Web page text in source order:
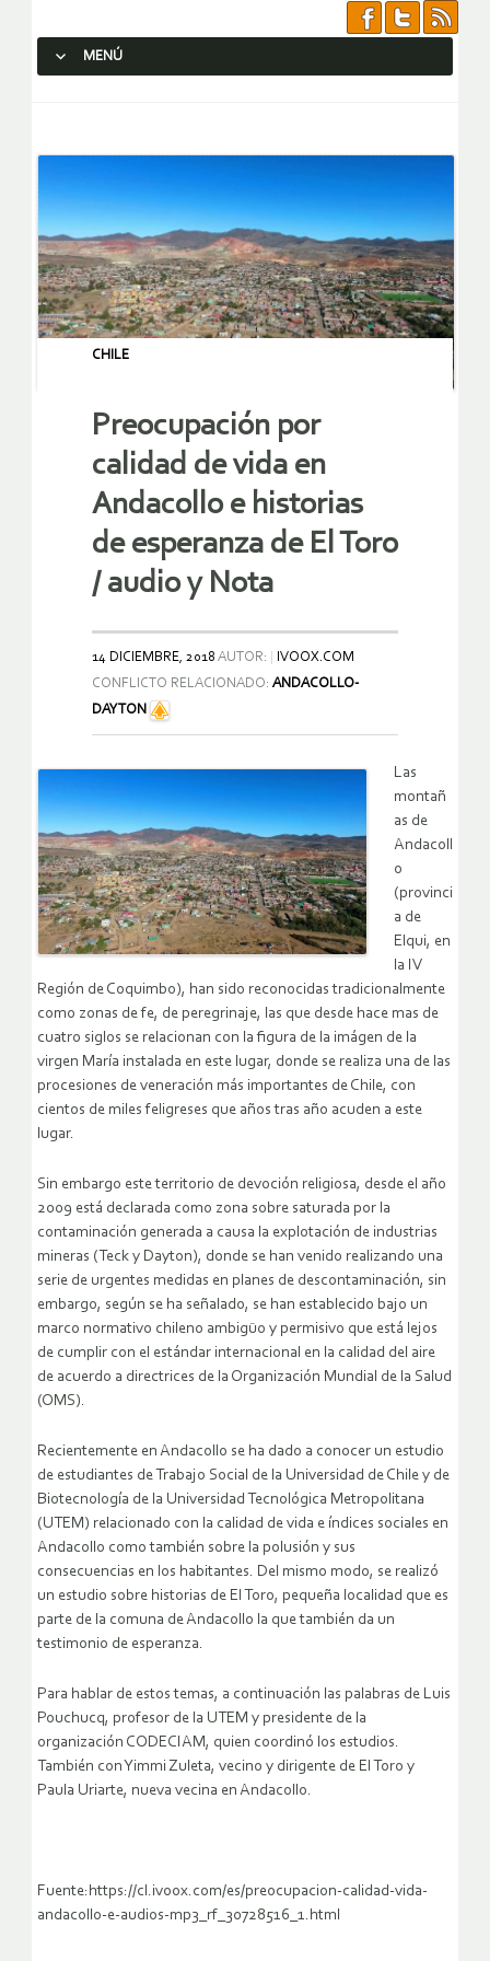
MENÚ
CHILE
Preocupación por
calidad de vida en
Andacollo e historias
de esperanza de El Toro
/ audio y Nota
14 DICIEMBRE, 2018 AUTOR:
IVOOX.COM
CONFLICTO RELACIONADO: ANDACOLLO-
DAYTON
Las
montañ
as de
Andacoll
o
(provinci
a de
Elqui, en
la IV
Región de Coquimbo), han sido reconocidas tradicionalmente
como zonas de fe, de peregrinaje, las que desde hace mas de
cuatro siglos se relacionan con la figura de la imágen de la
virgen María instalada en este lugar, donde se realiza una de las
procesiones de veneración más importantes de Chile, con
cientos de miles feligreses que años tras año acuden a este
lugar.
Sin embargo este territorio de devoción religiosa, desde el año
2009 está declarada como zona sobre saturada por la
contaminación generada a causa la explotación de industrias
mineras (Teck y Dayton), donde se han venido realizando una
serie de urgentes medidas en planes de descontaminación, sin
embargo, según se ha señalado, se han establecido bajo un
marco normativo chileno ambigüo y permisivo que está lejos
de cumplir con el estándar internacional en la calidad del aire
de acuerdo a directrices de la Organización Mundial de la Salud
(OMS).
Recientemente en Andacollo se ha dado a conocer un estudio
de estudiantes de Trabajo Social de la Universidad de Chile y de
Biotecnología de la Universidad Tecnológica Metropolitana
(UTEM) relacionado con la calidad de vida e índices sociales en
Andacollo como también sobre la polusión y sus
consecuencias en los habitantes. Del mismo modo, se realizó
un estudio sobre historias de El Toro, pequeña localidad que es
parte de la comuna de Andacollo la que también da un
testimonio de esperanza.
Para hablar de estos temas, a continuación las palabras de Luis
Pouchucq, profesor de la UTEM y presidente de la
organización CODECIAM, quien coordinó los estudios.
También con Yimmi Zuleta, vecino y dirigente de El Toro y
Paula Uriarte, nueva vecina en Andacollo.
Fuente:https://cl.ivoox.com/es/preocupacion-calidad-vida-
andacollo-e-audios-mp3_rf_30728516_1.html